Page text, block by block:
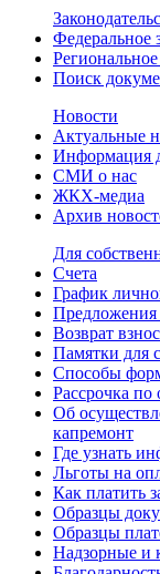
Федеральное
Региональное
Поиск
Новости
Актуальные
Информация
СМИ о нас
ЖКХ-медиа
Архив
Для
Счета
График
Предложения
Возврат
Памятки для
Способы
Рассрочка по
Об
капремонт
Где узнать
Льготы на
Как платить
Образцы
Образцы
Надзорные и